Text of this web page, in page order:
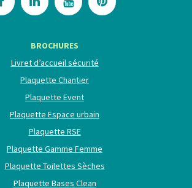
BROCHURES
Livret d’accueil sécurité
Plaquette Chantier
Plaquette Event
Plaquette Espace urbain
Plaquette RSE
Plaquette Gamme Femme
Plaquette Toilettes Sèches
Plaquette Bases Clean